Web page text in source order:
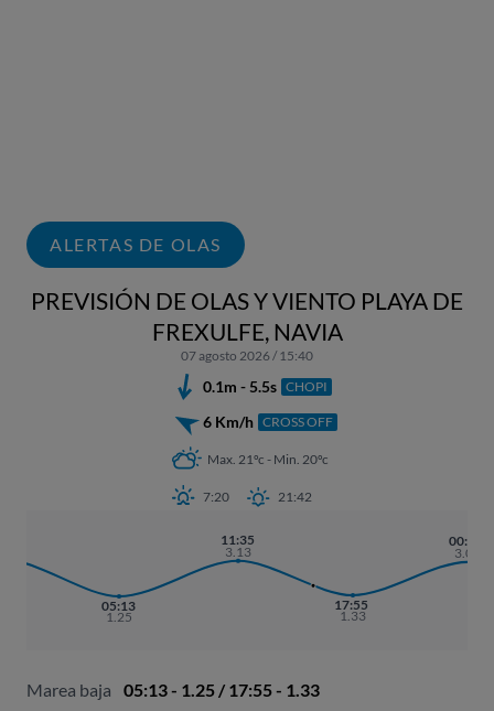
ALERTAS DE OLAS
PREVISIÓN DE OLAS Y VIENTO PLAYA DE
FREXULFE, NAVIA
07 agosto 2026 / 15:40
0.1m - 5.5s CHOPI
6 Km/h CROSS OFF
Max. 21ºc - Min. 20ºc
7:20 21:42
05:13
1.25
11:35
3.13
17:55
1.33
00:14
3.07
Marea baja 05:13 - 1.25 / 17:55 - 1.33